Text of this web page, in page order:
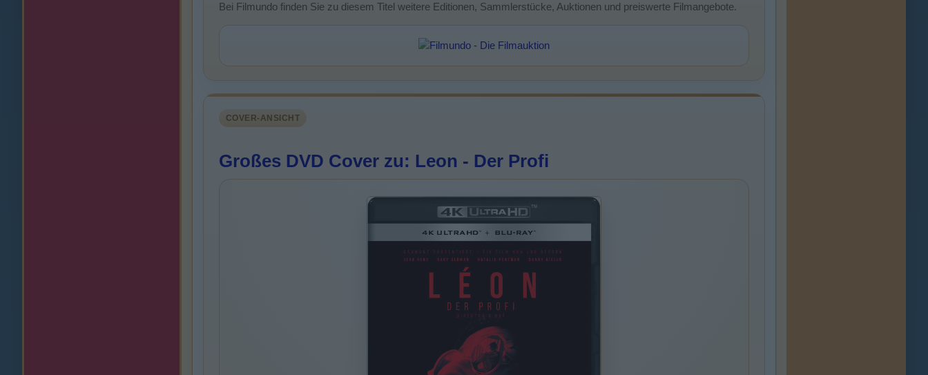
Bei Filmundo finden Sie zu diesem Titel weitere Editionen, Sammlerstücke, Auktionen und preiswerte Filmangebote.
COVER-ANSICHT
Großes DVD Cover zu: Leon - Der Profi